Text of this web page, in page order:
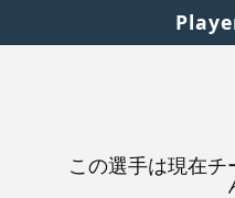
この選手は現在